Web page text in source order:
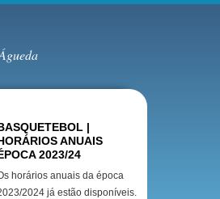
|
ANUAIS
2023/24
horários anuais da época
2024 já estão disponíveis.